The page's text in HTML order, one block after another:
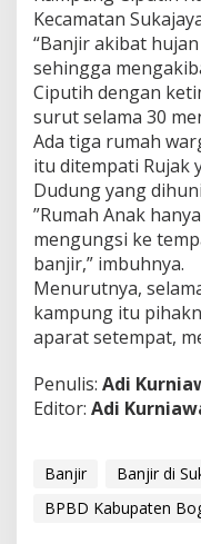
Kecamatan
“Banjir akibat
sehingga
Ciputih dengan
surut selama 30
Ada tiga rumah
itu ditempati Rujak
Dudung yang
”Rumah Anak
mengungsi ke
banjir,” imbuhnya.
Menurutnya,
kampung itu
aparat setempat,
Penulis: Adi
Editor: Adi
Banjir
Banjir di
BPBD Kabupaten